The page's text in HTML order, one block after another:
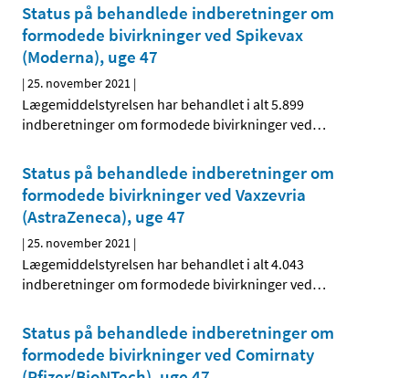
Status på behandlede indberetninger om
formodede bivirkninger ved Spikevax
(Moderna), uge 47
|25. november 2021 |
Lægemiddelstyrelsen har behandlet i alt 5.899
indberetninger om formodede bivirkninger ved…
Status på behandlede indberetninger om
formodede bivirkninger ved Vaxzevria
(AstraZeneca), uge 47
|25. november 2021 |
Lægemiddelstyrelsen har behandlet i alt 4.043
indberetninger om formodede bivirkninger ved…
Status på behandlede indberetninger om
formodede bivirkninger ved Comirnaty